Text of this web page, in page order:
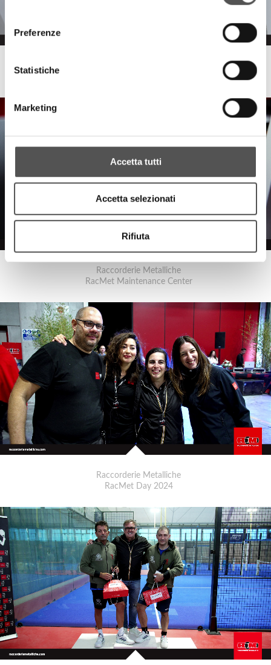
Preferenze
Statistiche
Marketing
Accetta tutti
Accetta selezionati
Rifiuta
Raccorderie Metalliche
RacMet Maintenance Center
Raccorderie Metalliche
RacMet Day 2024